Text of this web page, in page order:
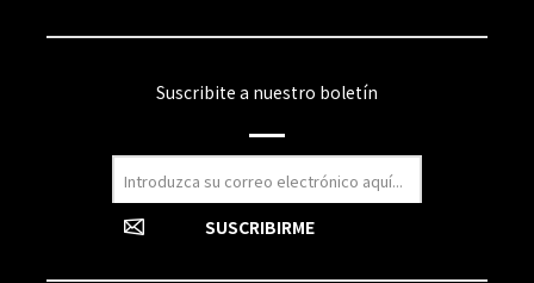
Suscribite a nuestro boletín